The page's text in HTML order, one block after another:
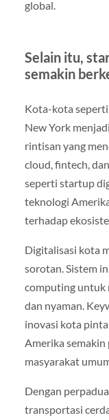
global.
Selain itu,
semakin
Kota-kota seperti
New York
rintisan yang
cloud, fintech,
seperti startup
teknologi
terhadap
Digitalisasi kota
sorotan. Sistem
computing untuk
dan nyaman.
inovasi kota
Amerika
masyarakat
Dengan
transportasi